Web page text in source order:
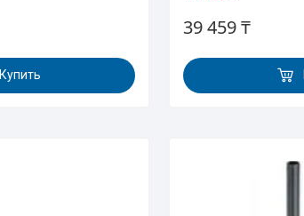
Купить
39 459 ₸